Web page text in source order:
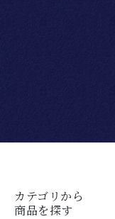
カテゴリから
商品を探す